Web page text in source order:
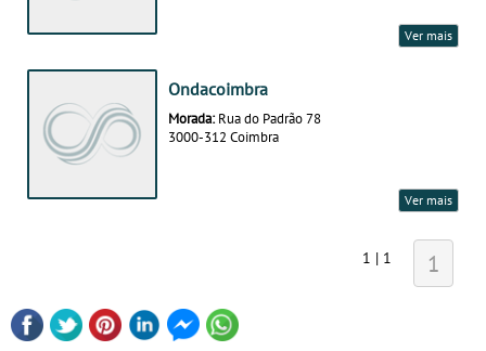
Ver mais
Ondacoimbra
Morada: Rua do Padrão 78
3000-312 Coimbra
Ver mais
1 | 1 1